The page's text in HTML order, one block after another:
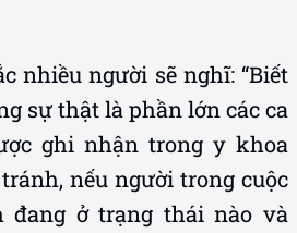
nhiều người sẽ nghĩ: “Biết
sự thật là phần lớn các ca
ghi nhận trong y khoa
nếu người trong cuộc
đang ở trạng thái nào và